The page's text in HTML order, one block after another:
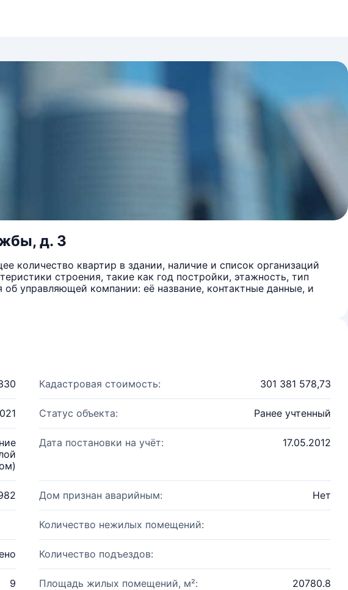
д. 3
квартир в здании, наличие и список организаций
строения, такие как год постройки, этажность, тип
управляющей компании: её название, контактные данные, и
Кадастровая стоимость: 301 381 578,73
Статус объекта: Ранее учтенный
Дата постановки на учёт: 17.05.2012
Дом признан аварийным: Нет
Количество нежилых помещений:
Количество подъездов:
9 Площадь жилых помещений, м²: 20780.8